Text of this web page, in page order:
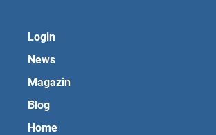
Login
News
Magazin
Blog
Home